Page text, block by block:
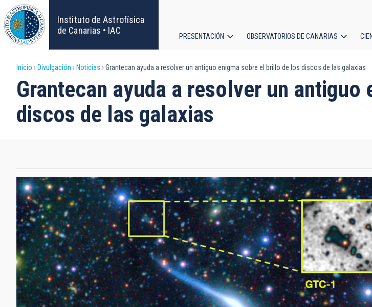
Pasar
al
contenido
principal
Instituto de Astrofísica
de Canarias • IAC
principal
PRESENTACIÓN OBSERVATORIOS DE CANARIAS
Sobrescribir
enlaces
de
a
la
navegación
Inicio Divulgación Noticias Grantecan ayuda a resolver un antiguo enigma sobre el brillo de los discos de las galaxias
Grantecan ayuda a resolver un
discos de las galaxias